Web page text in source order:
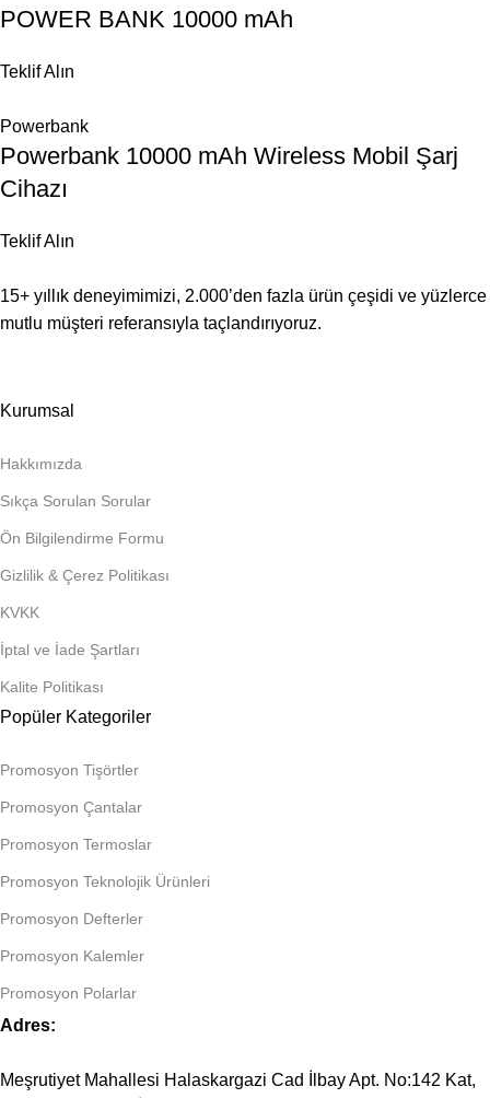
POWER BANK 10000 mAh
Teklif Alın
Powerbank
Powerbank 10000 mAh Wireless Mobil Şarj
Cihazı
Teklif Alın
15+ yıllık deneyimimizi, 2.000’den fazla ürün çeşidi ve yüzlerce
mutlu müşteri referansıyla taçlandırıyoruz.
Kurumsal
Hakkımızda
Sıkça Sorulan Sorular
Ön Bilgilendirme Formu
Gizlilik & Çerez Politikası
KVKK
İptal ve İade Şartları
Kalite Politikası
Popüler Kategoriler
Promosyon Tişörtler
Promosyon Çantalar
Promosyon Termoslar
Promosyon Teknolojik Ürünleri
Promosyon Defterler
Promosyon Kalemler
Promosyon Polarlar
Adres:
Meşrutiyet Mahallesi Halaskargazi Cad İlbay Apt. No:142 Kat,